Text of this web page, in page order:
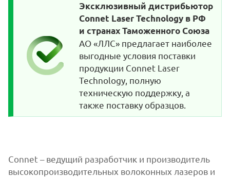
Эксклюзивный дистрибьютор
Connet Laser Technology в РФ
и странах Таможенного Союза
АО «ЛЛС» предлагает наиболее
выгодные условия поставки
продукции Connet Laser
Technology, полную
техническую поддержку, а
также поставку образцов.
Connet – ведущий разработчик и производитель
высокопроизводительных волоконных лазеров и